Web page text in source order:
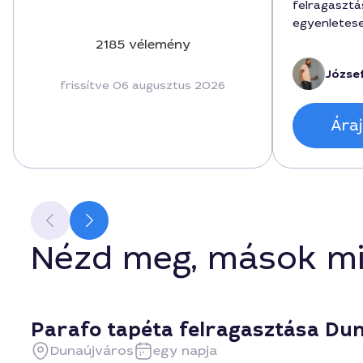
2185 vélemény
frissítve 06 augusztus 2026
munka 2
szolgáltatás
felülmúlta
bátran
Nézd meg, mások
Parafo tapéta felragasztása
Dunaújváros
egy napja